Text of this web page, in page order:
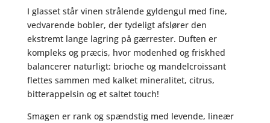
Vént
antal
I glasset står vinen strålende gyldengul med fine,
vedvarende bobler, der tydeligt afslører den
ekstremt lange lagring på gærrester. Duften er
kompleks og præcis, hvor modenhed og friskhed
balancerer naturligt: brioche og mandelcroissant
flettes sammen med kalket mineralitet, citrus,
bitterappelsin og et saltet touch!
Smagen er rank og spændstig med levende, lineær